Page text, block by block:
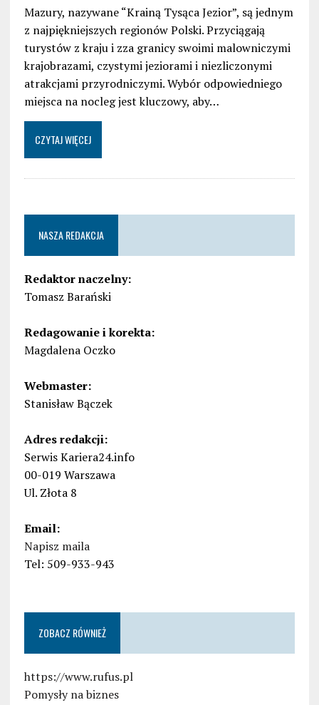
Mazury, nazywane “Krainą Tysąca Jezior”, są jednym
z najpiękniejszych regionów Polski. Przyciągają
turystów z kraju i zza granicy swoimi malowniczymi
krajobrazami, czystymi jeziorami i niezliczonymi
atrakcjami przyrodniczymi. Wybór odpowiedniego
miejsca na nocleg jest kluczowy, aby…
CZYTAJ WIĘCEJ
NASZA REDAKCJA
Redaktor naczelny:
Tomasz Barański
Redagowanie i korekta:
Magdalena Oczko
Webmaster:
Stanisław Bączek
Adres redakcji:
Serwis Kariera24.info
00-019 Warszawa
Ul. Złota 8
Email:
Napisz maila
Tel: 509-933-943
ZOBACZ RÓWNIEŻ
https://www.rufus.pl
Pomysły na biznes